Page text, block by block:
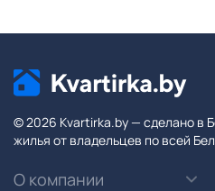
© 2026 Kvartirka.by — сделано в
жилья от владельцев по всей
О компании